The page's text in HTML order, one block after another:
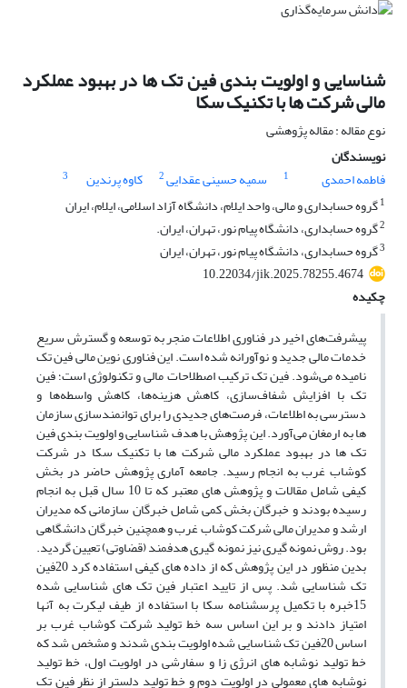
شناسایی و اولویت بندی فین تک ها در بهبود عملکرد
مالی شرکت ها با تکنیک سکا
نوع مقاله : مقاله پژوهشی
نویسندگان
فاطمه احمدی
1 سمیه حسینی عقدایی2 کاوه پرندین
3
1گروه حسابداری و مالی، واحد ایلام، دانشگاه آزاد اسلامی، ایلام، ایران
2گروه حسابداری، دانشگاه پیام نور، تهران، ایران.
3گروه حسابداری، دانشگاه پیام نور، تهران، ایران
10.22034/jik.2025.78255.4674
چکیده
پیشرفت‌های اخیر در فناوری اطلاعات منجر به توسعه و گسترش سریع
خدمات مالی جدید و نوآورانه شده است. این فناوری نوین مالی فین تک
نامیده می‌شود. فین تک ترکیب اصطلاحات مالی و تکنولوژی است؛ فین
تک با افزایش شفاف‌سازی، کاهش هزینه‌ها، کاهش واسطه‌ها و
دسترسی به اطلاعات، فرصت‌های جدیدی را برای توانمندسازی سازمان
ها به ارمغان می‌آورد. این پژوهش با هدف شناسایی و اولویت بندی فین
تک ها در بهبود عملکرد مالی شرکت ها با تکنیک سکا در شرکت
کوشاب غرب به انجام رسید. جامعه آماری پژوهش حاضر در بخش
کیفی شامل مقالات و پژوهش های معتبر که تا 10 سال قبل به انجام
رسیده بودند و خبرگان بخش کمی شامل خبرگان سازمانی که مدیران
ارشد و مدیران مالی شرکت کوشاب غرب و همچنین خبرگان دانشگاهی
بود. روش نمونه گیری نیز نمونه گیری هدفمند (قضاوتی) تعیین گردید.
بدین منظور در این پژوهش که از داده های کیفی استفاده کرد 20فین
تک شناسایی شد. پس از تایید اعتبار فین تک های شناسایی شده
15خبره با تکمیل پرسشنامه سکا با استفاده از طیف لیکرت به آنها
امتیاز دادند و بر این اساس سه خط تولید شرکت کوشاب غرب بر
اساس 20فین تک شناسایی شده اولویت بندی شدند و مشخص شد که
خط تولید نوشابه های انرژی زا و سفارشی در اولویت اول، خط تولید
نوشابه های معمولی در اولویت دوم و خط تولید دلستر از نظر فین تک